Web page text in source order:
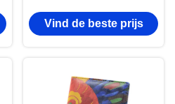
personaliseerde
Dwarspatroonpu leer
Vind de beste prijs